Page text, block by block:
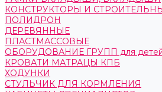
КОНСТРУКТОРЫ И
ПОЛИДРОН
ДЕРЕВЯННЫЕ
ПЛАСТМАССОВЫЕ
ОБОРУДОВАНИЕ ГРУПП для детей
КРОВАТИ МАТРАЦЫ КПБ
ХОДУНКИ
СТУЛЬЧИК ДЛЯ КОРМЛЕНИЯ